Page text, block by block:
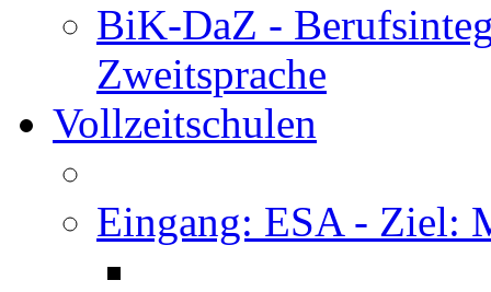
BiK-DaZ -
Zweitsprache
Vollzeitschulen
Eingang: ESA - Ziel: